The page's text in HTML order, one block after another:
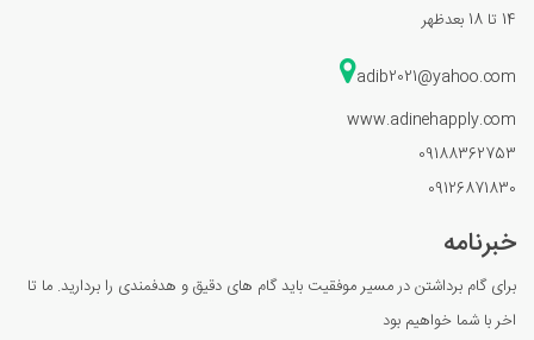
14 تا 18 بعدظهر
adib2021@yahoo.com
www.adinehapply.com
09188362753
09126871830
خبرنامه
برای گام برداشتن در مسیر موفقیت باید گام های دقیق و هدفمندی را بردارید. ما تا
اخر با شما خواهیم بود